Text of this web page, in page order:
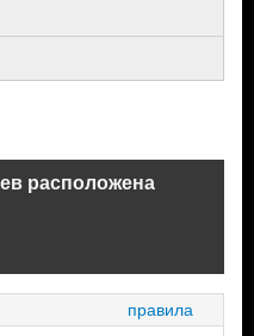
расположена
правила